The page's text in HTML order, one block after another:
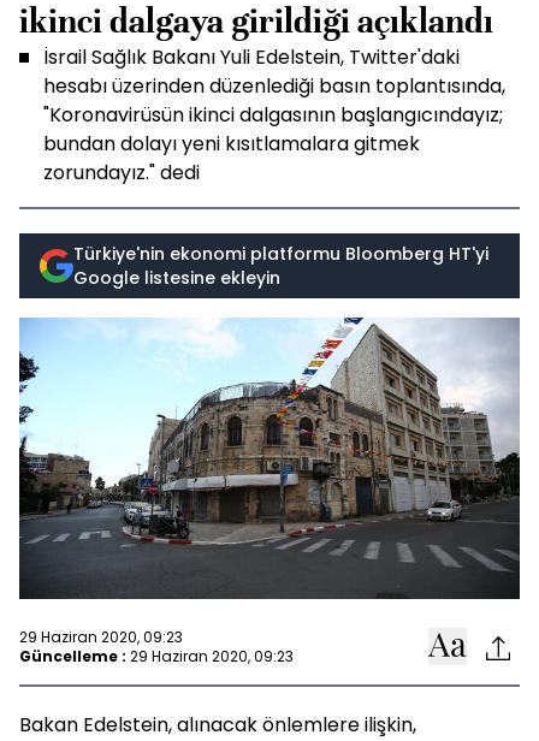
ikinci dalgaya girildiği açıklandı
İsrail Sağlık Bakanı Yuli Edelstein, Twitter'daki
hesabı üzerinden düzenlediği basın toplantısında,
"Koronavirüsün ikinci dalgasının başlangıcındayız;
bundan dolayı yeni kısıtlamalara gitmek
zorundayız." dedi
Türkiye'nin ekonomi platformu Bloomberg HT'yi
Google listesine ekleyin
29 Haziran 2020, 09:23
Güncelleme : 29 Haziran 2020, 09:23
Bakan Edelstein, alınacak önlemlere ilişkin,